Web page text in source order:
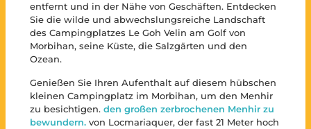
entfernt und in der Nähe von Geschäften. Entdecken
Sie die wilde und abwechslungsreiche Landschaft
des Campingplatzes Le Goh Velin am Golf von
Morbihan, seine Küste, die Salzgärten und den
Ozean.
Genießen Sie Ihren Aufenthalt auf diesem hübschen
kleinen Campingplatz im Morbihan, um den Menhir
zu besichtigen. den großen zerbrochenen Menhir zu
bewundern. von Locmariaquer, der fast 21 Meter hoch